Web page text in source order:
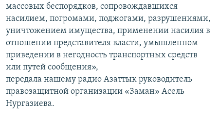
массовых беспорядков, сопровождавшихся
насилием, погромами, поджогами, разрушениями,
уничтожением имущества, применении насилия в
отношении представителя власти, умышленном
приведении в негодность транспортных средств
или путей сообщения»,
передала нашему радио Азаттык руководитель
правозащитной организации «Заман» Асель
Нургазиева.